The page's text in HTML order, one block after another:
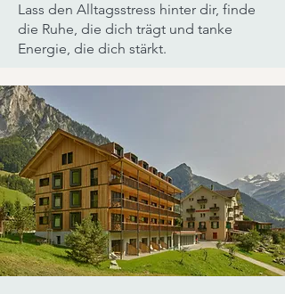
Lass den Alltagsstress hinter dir, finde
die Ruhe, die dich trägt und tanke
Energie, die dich stärkt.